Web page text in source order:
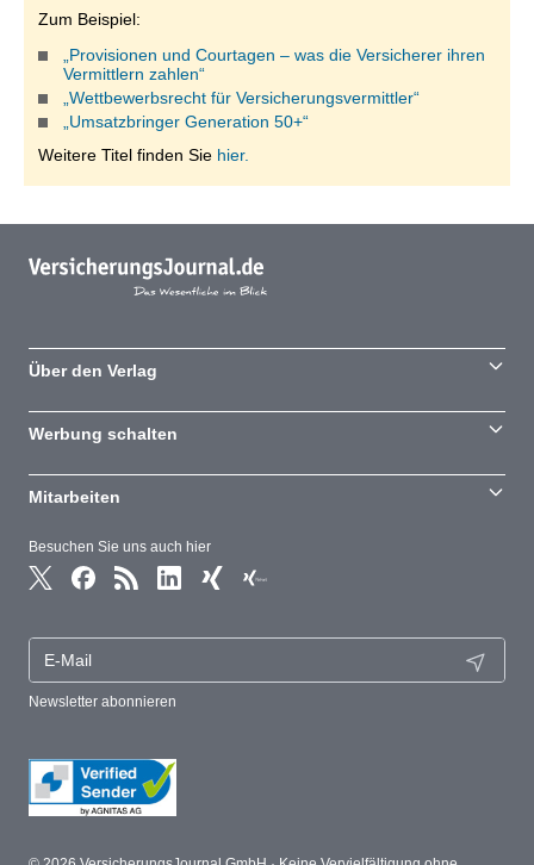
Zum Beispiel:
„Provisionen und Courtagen – was die Versicherer ihren
Vermittlern zahlen“
„Wettbewerbsrecht für Versicherungsvermittler“
„Umsatzbringer Generation 50+“
Weitere Titel finden Sie hier.
Besuchen Sie uns auch hier
Newsletter abonnieren
Über den Verlag
Werbung schalten
Mitarbeiten